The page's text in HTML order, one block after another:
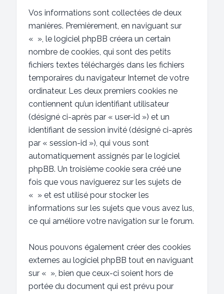
Vos informations sont collectées de deux
manières. Premièrement, en naviguant sur
« », le logiciel phpBB créera un certain
nombre de cookies, qui sont des petits
fichiers textes téléchargés dans les fichiers
temporaires du navigateur Internet de votre
ordinateur. Les deux premiers cookies ne
contiennent qu’un identifiant utilisateur
(désigné ci-après par « user-id ») et un
identifiant de session invité (désigné ci-après
par « session-id »), qui vous sont
automatiquement assignés par le logiciel
phpBB. Un troisième cookie sera créé une
fois que vous naviguerez sur les sujets de
« » et est utilisé pour stocker les
informations sur les sujets que vous avez lus,
ce qui améliore votre navigation sur le forum.
Nous pouvons également créer des cookies
externes au logiciel phpBB tout en naviguant
sur « », bien que ceux-ci soient hors de
portée du document qui est prévu pour